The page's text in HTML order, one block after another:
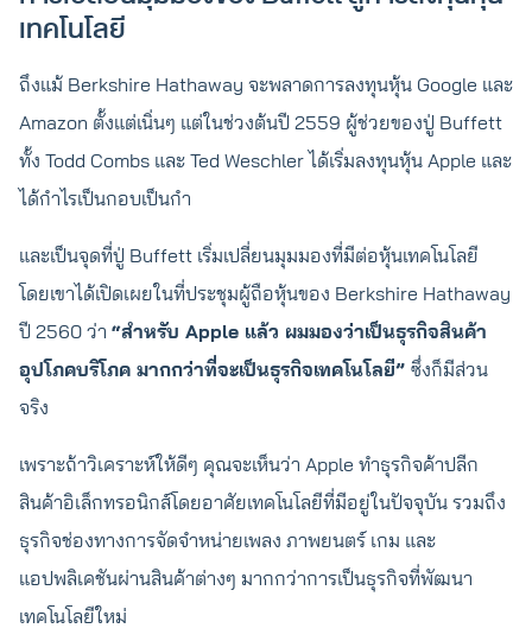
เทคโนโลยี
ถึงแม้ Berkshire Hathaway จะพลาดการลงทุนหุ้น Google และ
Amazon ตั้งแต่เนิ่นๆ แต่ในช่วงต้นปี 2559 ผู้ช่วยของปู่ Buffett
ทั้ง Todd Combs และ Ted Weschler ได้เริ่มลงทุนหุ้น Apple และ
ได้กำไรเป็นกอบเป็นกำ
และเป็นจุดที่ปู่ Buffett เริ่มเปลี่ยนมุมมองที่มีต่อหุ้นเทคโนโลยี
โดยเขาได้เปิดเผยในที่ประชุมผู้ถือหุ้นของ Berkshire Hathaway
ปี 2560 ว่า “สำหรับ Apple แล้ว ผมมองว่าเป็นธุรกิจสินค้า
อุปโภคบริโภค มากกว่าที่จะเป็นธุรกิจเทคโนโลยี” ซึ่งก็มีส่วน
จริง
เพราะถ้าวิเคราะห์ให้ดีๆ คุณจะเห็นว่า Apple ทำธุรกิจค้าปลีก
สินค้าอิเล็กทรอนิกส์โดยอาศัยเทคโนโลยีที่มีอยู่ในปัจจุบัน รวมถึง
ธุรกิจช่องทางการจัดจำหน่ายเพลง ภาพยนตร์ เกม และ
แอปพลิเคชันผ่านสินค้าต่างๆ มากกว่าการเป็นธุรกิจที่พัฒนา
เทคโนโลยีใหม่